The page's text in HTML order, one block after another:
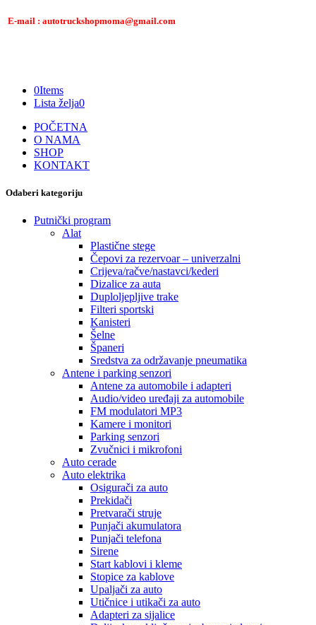
E-mail : autotruckshopmoma@gmail.com
0Items
Lista želja0
POČETNA
O NAMA
SHOP
KONTAKT
Odaberi kategoriju
Putnički program
Alat
Plastične stege
Čepovi za rezervoar – univerzalni
Crijeva/račve/nastavci/kederi
Dizalice za auta
Duploljepljive trake
Filteri sportski
Kanisteri
Šelne
Španeri
Sredstva za održavanje pneumatika
Antene i parking senzori
Antene za automobile i adapteri
Audio/video uređaji za automobile
FM modulatori MP3
Kamere i monitori
Parking senzori
Zvučnici i mikrofoni
Auto cerade
Auto elektrika
Osigurači za auto
Prekidači
Pretvarači struje
Punjači akumulatora
Punjači telefona
Sirene
Start kablovi i kleme
Stopice za kablove
Upaljači za auto
Utičnice i utikači za auto
Adapteri za sijalice